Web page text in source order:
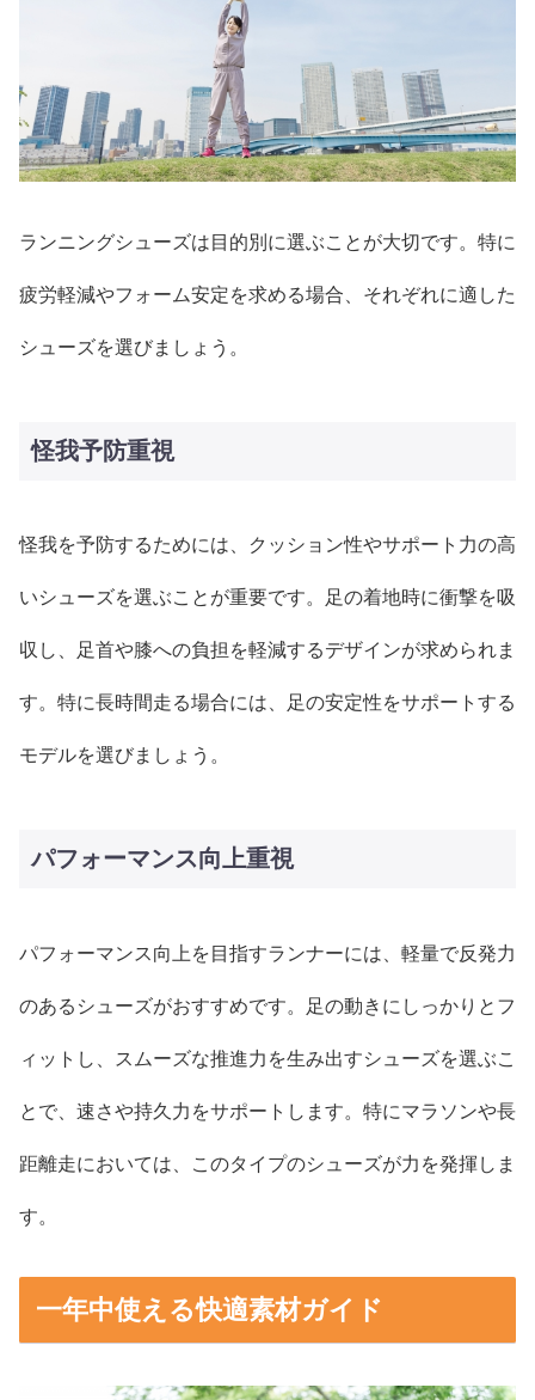
ランニングシューズは目的別に選ぶことが大切です。特に
疲労軽減やフォーム安定を求める場合、それぞれに適した
シューズを選びましょう。
怪我予防重視
怪我を予防するためには、クッション性やサポート力の高
いシューズを選ぶことが重要です。足の着地時に衝撃を吸
収し、足首や膝への負担を軽減するデザインが求められま
す。特に長時間走る場合には、足の安定性をサポートする
モデルを選びましょう。
パフォーマンス向上重視
パフォーマンス向上を目指すランナーには、軽量で反発力
のあるシューズがおすすめです。足の動きにしっかりとフ
ィットし、スムーズな推進力を生み出すシューズを選ぶこ
とで、速さや持久力をサポートします。特にマラソンや長
距離走においては、このタイプのシューズが力を発揮しま
す。
一年中使える快適素材ガイド